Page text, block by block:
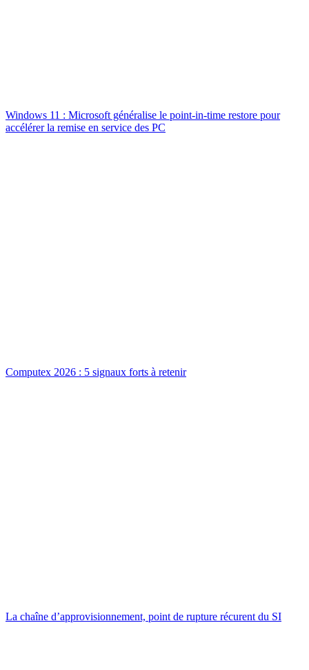
Windows 11 : Microsoft généralise le point-in-time restore pour
accélérer la remise en service des PC
Computex 2026 : 5 signaux forts à retenir
La chaîne d’approvisionnement, point de rupture récurent du SI